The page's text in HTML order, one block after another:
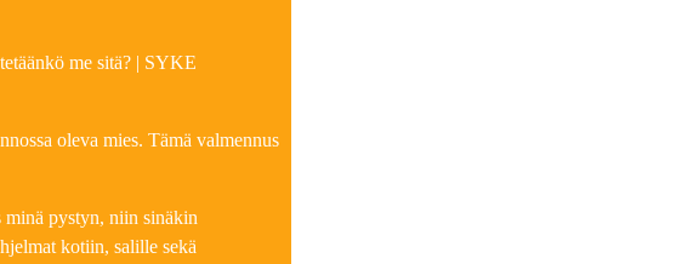
me sitä? | SYKE
oleva mies. Tämä valmennus
minä pystyn, niin sinäkin
kotiin, salille sekä